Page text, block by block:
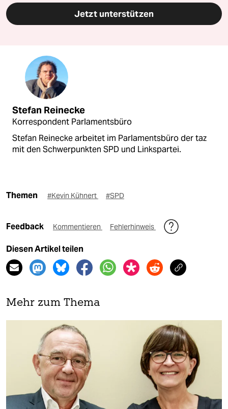
Jetzt unterstützen
Stefan Reinecke
Korrespondent Parlamentsbüro
Stefan Reinecke arbeitet im Parlamentsbüro der taz
mit den Schwerpunkten SPD und Linkspartei.
Themen #Kevin Kühnert #SPD
Feedback Kommentieren Fehlerhinweis
Diesen Artikel teilen
Mehr zum Thema